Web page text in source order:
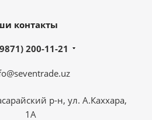
контакты
200-11-21
р-н, ул. А.Каххара,
1А